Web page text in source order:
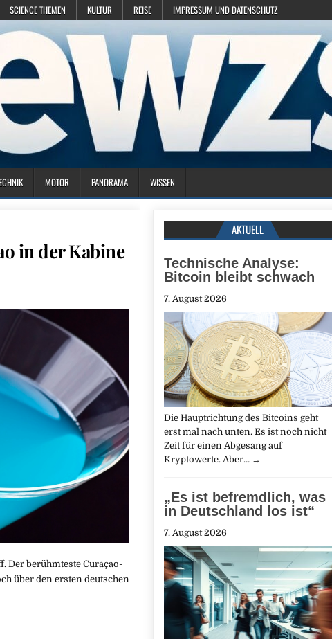
SCIENCE THEMEN KULTUR REISE IMPRESSUM UND DATENSCHUTZ
MOTOR PANORAMA WISSEN
in der Kabine
Der berühmteste Curaçao-
über den ersten deutschen
AKTUELL
Technische Analyse:
Bitcoin bleibt schwach
7. August 2026
Die Haupt­richtung des Bitcoins geht
erst mal nach unten. Es ist noch nicht
Zeit für einen Abgesang auf
Kryptowerte. Aber… →
„Es ist befremdlich, was
in Deutschland los ist“
7. August 2026